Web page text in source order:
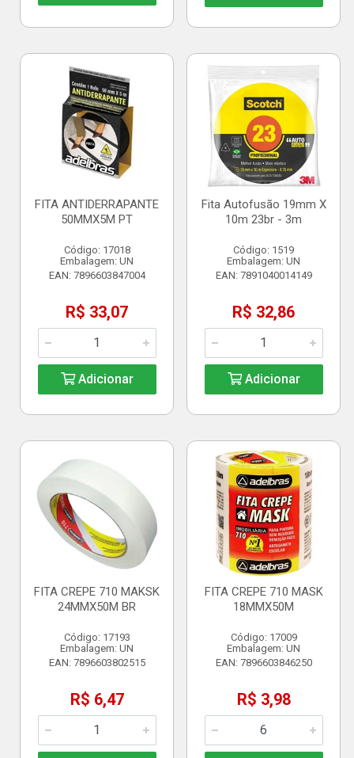
FITA ANTIDERRAPANTE
50MMX5M PT
Código: 17018
Embalagem: UN
EAN: 7896603847004
R$ 33,07
Adicionar
Fita Autofusão 19mm X
10m 23br - 3m
Código: 1519
Embalagem: UN
EAN: 7891040014149
R$ 32,86
Adicionar
FITA CREPE 710 MAKSK
24MMX50M BR
Código: 17193
Embalagem: UN
EAN: 7896603802515
R$ 6,47
FITA CREPE 710 MASK
18MMX50M
Código: 17009
Embalagem: UN
EAN: 7896603846250
R$ 3,98